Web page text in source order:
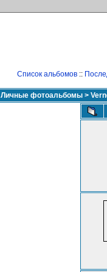
Список альбомов ::
Личные фотоальбомы >